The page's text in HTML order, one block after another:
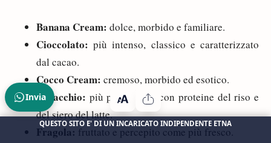
Banana Cream: dolce, morbido e familiare.
Cioccolato: più intenso, classico e caratterizzato
dal cacao.
Cocco Cream: cremoso, morbido ed esotico.
Pistacchio: più particolare, con proteine del riso e
del siero del latte.
Fragola: fruttato e percepito come più fresco.
Invia
QUESTO SITO E' DI UN INCARICATO INDIPENDENTE ETNA